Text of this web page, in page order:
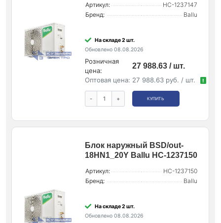
Артикул:
НС-1237147
Бренд:
Ballu
На складе 2 шт.
Обновлено 08.08.2026
Розничная
цена:
27 988.63 / шт.
Оптовая цена: 27 988.63 руб. / шт. !
- + КУПИТЬ
Блок наружный BSD/out-
18HN1_20Y Ballu НС-1237150
Артикул:
НС-1237150
Бренд:
Ballu
На складе 2 шт.
Обновлено 08.08.2026